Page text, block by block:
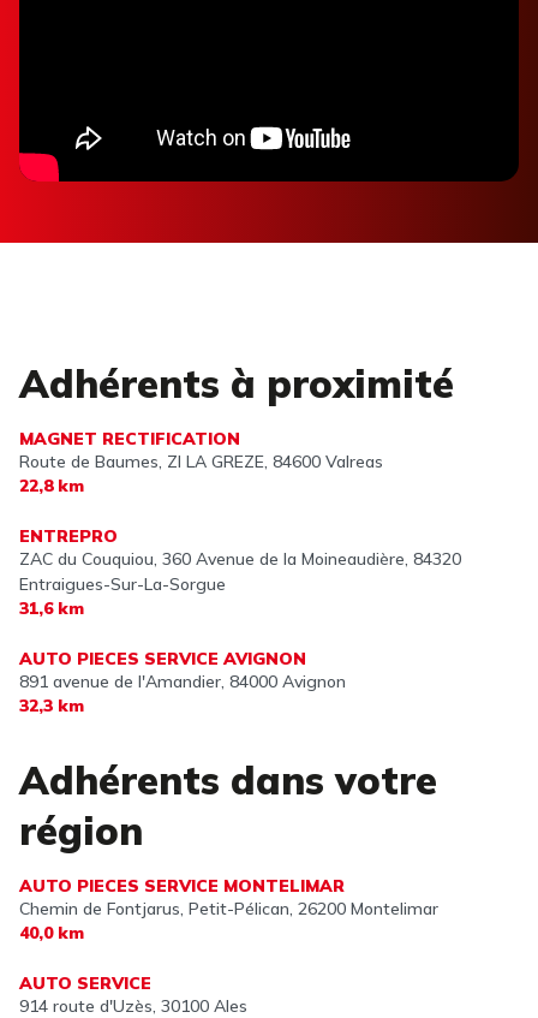
Adhérents à proximité
MAGNET RECTIFICATION
Route de Baumes, ZI LA GREZE, 84600 Valreas
22,8 km
ENTREPRO
ZAC du Couquiou, 360 Avenue de la Moineaudière, 84320
Entraigues-Sur-La-Sorgue
31,6 km
AUTO PIECES SERVICE AVIGNON
891 avenue de l'Amandier, 84000 Avignon
32,3 km
Adhérents dans votre
région
AUTO PIECES SERVICE MONTELIMAR
Chemin de Fontjarus, Petit-Pélican, 26200 Montelimar
40,0 km
AUTO SERVICE
914 route d'Uzès, 30100 Ales